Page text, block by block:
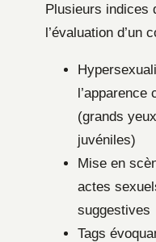
Plusieurs indices
l’évaluation d’un
l’apparence
(grands
juvéniles)
Mise en
actes
suggestives
Tags